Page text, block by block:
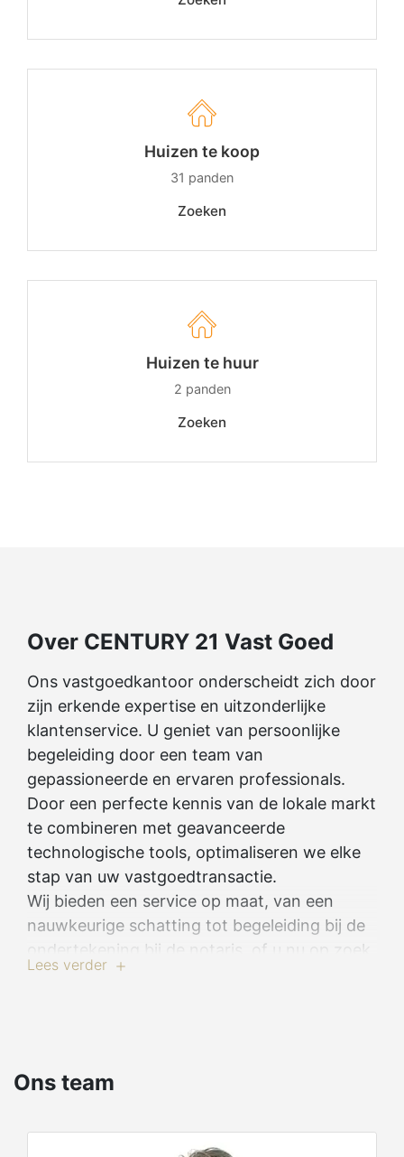
Huizen te koop
31 panden
Zoeken
Huizen te huur
2 panden
Zoeken
Over CENTURY 21 Vast Goed
Ons vastgoedkantoor onderscheidt zich door
zijn erkende expertise en uitzonderlijke
klantenservice. U geniet van persoonlijke
begeleiding door een team van
gepassioneerde en ervaren professionals.
Door een perfecte kennis van de lokale markt
te combineren met geavanceerde
technologische tools, optimaliseren we elke
stap van uw vastgoedtransactie.
Wij bieden een service op maat, van een
nauwkeurige schatting tot begeleiding bij de
ondertekening bij de notaris, of u nu op zoek
bent naar een pand, wilt verkopen of
Lees verder
Ons team